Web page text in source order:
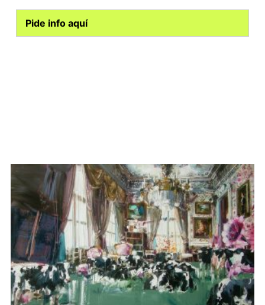
Pide info aquí